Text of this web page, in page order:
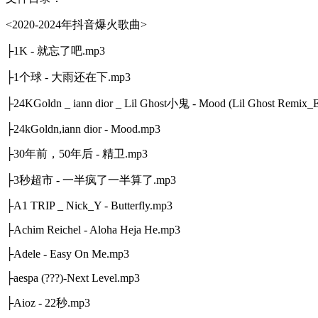
<2020-2024年抖音爆火歌曲>
├1K - 就忘了吧.mp3
├1个球 - 大雨还在下.mp3
├24KGoldn _ iann dior _ Lil Ghost小鬼 - Mood (Lil Ghost
├24kGoldn,iann dior - Mood.mp3
├30年前，50年后 - 精卫.mp3
├3秒超市 - 一半疯了一半算了.mp3
├A1 TRIP _ Nick_Y - Butterfly.mp3
├Achim Reichel - Aloha Heja He.mp3
├Adele - Easy On Me.mp3
├aespa (???)-Next Level.mp3
├Aioz - 22秒.mp3